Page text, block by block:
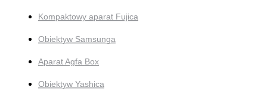
Kompaktowy aparat Fujica
Obiektyw Samsunga
Aparat Agfa Box
Obiektyw Yashica